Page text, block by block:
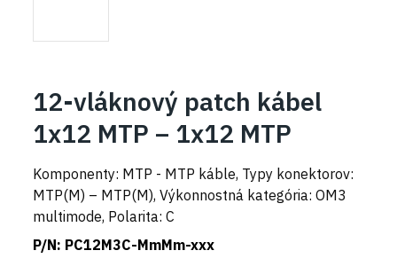
12-vláknový patch kábel
1x12 MTP – 1x12 MTP
Komponenty: MTP - MTP káble, Typy konektorov:
MTP(M) – MTP(M), Výkonnostná kategória: OM3
multimode, Polarita: C
P/N: PC12M3C-MmMm-xxx